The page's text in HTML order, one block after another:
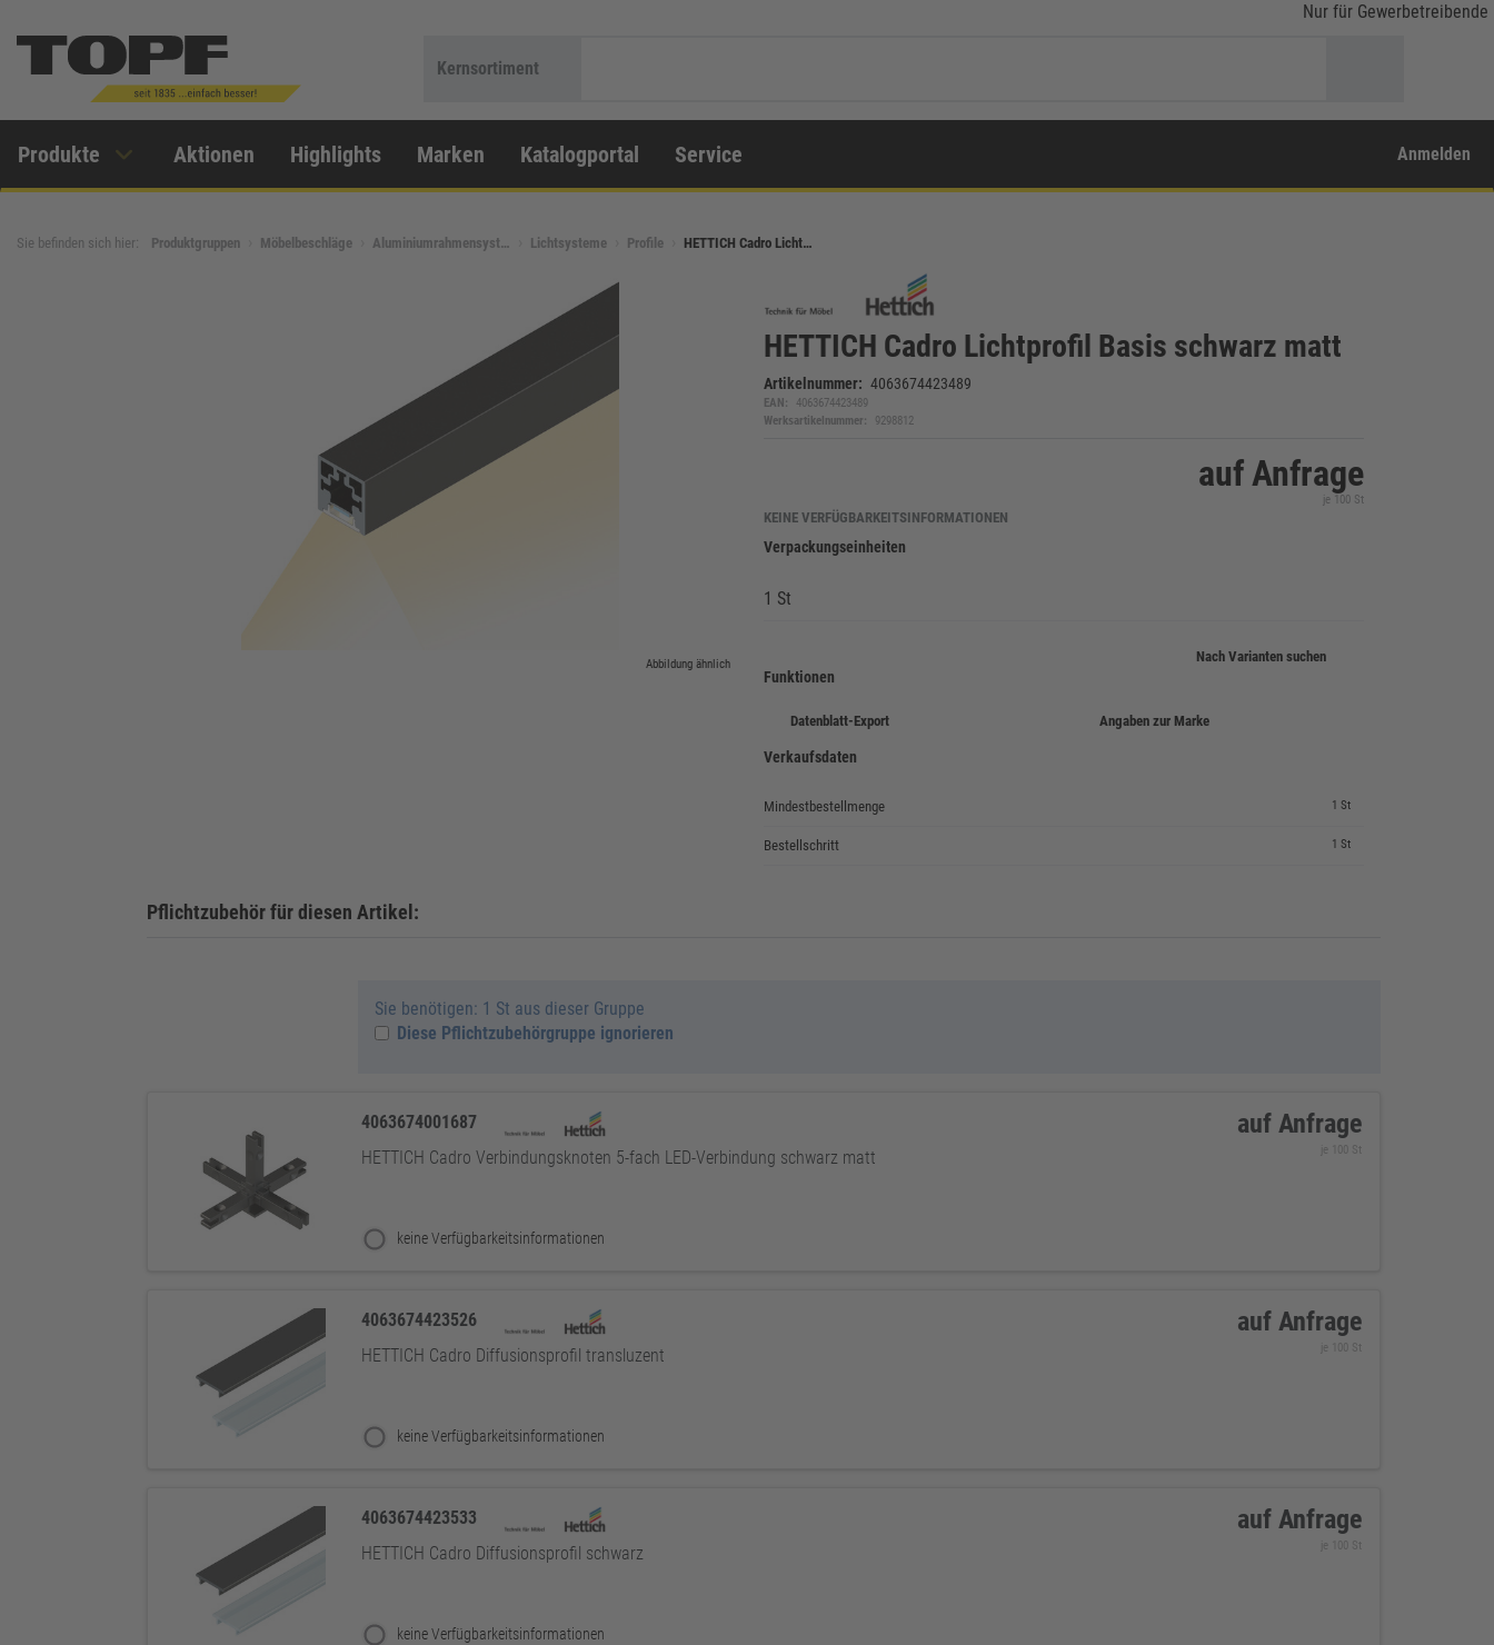
Nur für Gewerbetreibende
Kernsortiment
Produkte Aktionen Highlights Marken Katalogportal Service Anmelden
Sie befinden sich hier: Produktgruppen Möbelbeschläge Aluminiumrahmensyst… Lichtsysteme Profile HETTICH Cadro Licht…
Abbildung ähnlich
HETTICH Cadro Lichtprofil Basis schwarz matt
Artikelnummer: 4063674423489
EAN:
4063674423489
Werksartikelnummer:
9298812
auf Anfrage
je 100 St
KEINE VERFÜGBARKEITSINFORMATIONEN
Verpackungseinheiten
1 St
Nach Varianten suchen
Funktionen
Datenblatt-Export Angaben zur Marke
Verkaufsdaten
Mindestbestellmenge 1 St
Bestellschritt 1 St
Pflichtzubehör für diesen Artikel:
Sie benötigen: 1 St aus dieser Gruppe
Diese Pflichtzubehörgruppe ignorieren
4063674001687
HETTICH Cadro Verbindungsknoten 5-fach LED-Verbindung schwarz matt
keine Verfügbarkeitsinformationen
auf Anfrage
je 100 St
4063674423526
HETTICH Cadro Diffusionsprofil transluzent
keine Verfügbarkeitsinformationen
auf Anfrage
je 100 St
4063674423533
HETTICH Cadro Diffusionsprofil schwarz
keine Verfügbarkeitsinformationen
auf Anfrage
je 100 St